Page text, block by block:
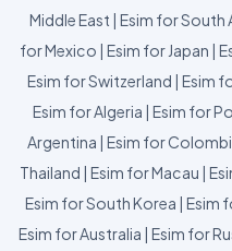
Middle East | Esim for South
for Mexico | Esim for Japan |
Esim for Switzerland | Esim
Esim for Algeria | Esim for
Argentina | Esim for
Thailand | Esim for Macau |
Esim for South Korea | Esim
Esim for Australia | Esim for